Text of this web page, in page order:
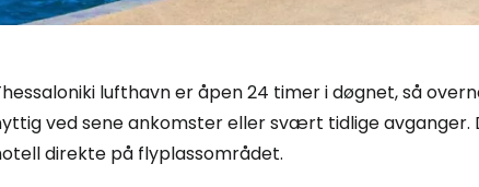
lufthavn er åpen 24 timer i døgnet, så
ved sene ankomster eller svært tidlige avganger.
direkte på flyplassområdet.
Logg inn
... det verdensomspennende